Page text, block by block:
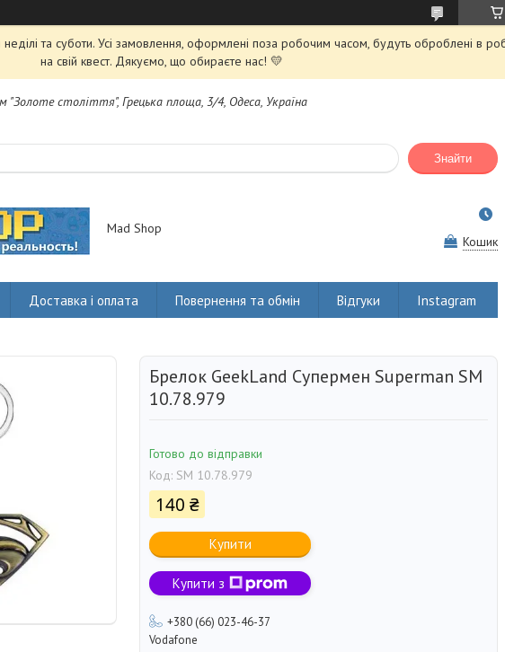
та суботи. Усі замовлення, оформлені поза робочим часом, будуть оброблені в
на свій квест. Дякуємо, що обираєте нас! 💛
"Золоте століття", Грецька площа, 3/4, Одеса, Україна
Знайти
Mad Shop
Кошик
Доставка і оплата Повернення та обмін Відгуки Instagram
Брелок GeekLand Супермен Superman SM
10.78.979
Готово до відправки
Код: SM 10.78.979
140 ₴
Купити
Купити з
+380 (66) 023-46-37
Vodafone